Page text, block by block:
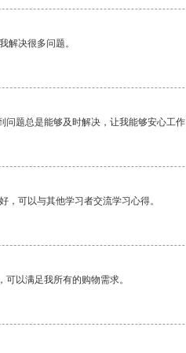
解决很多问题。
问题总是能够及时解决，让我能够安心工
，可以与其他学习者交流学习心得。
以满足我所有的购物需求。